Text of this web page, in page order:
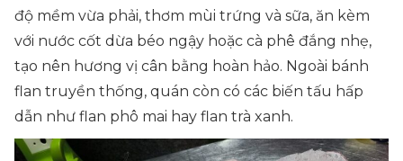
độ mềm vừa phải, thơm mùi trứng và sữa, ăn kèm
với nước cốt dừa béo ngậy hoặc cà phê đắng nhẹ,
tạo nên hương vị cân bằng hoàn hảo. Ngoài bánh
flan truyền thống, quán còn có các biến tấu hấp
dẫn như flan phô mai hay flan trà xanh.